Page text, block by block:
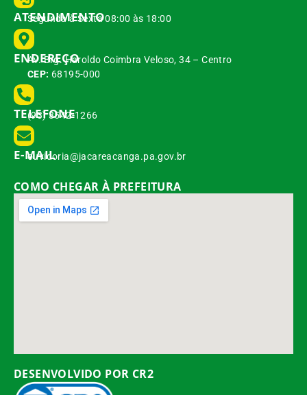
ATENDIMENTO
Segunda à Sexta 08:00 às 18:00
ENDEREÇO
Av. Brg. Haroldo Coimbra Veloso, 34 – Centro
CEP: 68195-000
TELEFONE
(93) 3542-1266
E-MAIL
ouvidoria@jacareacanga.pa.gov.br
COMO CHEGAR À PREFEITURA
DESENVOLVIDO POR CR2